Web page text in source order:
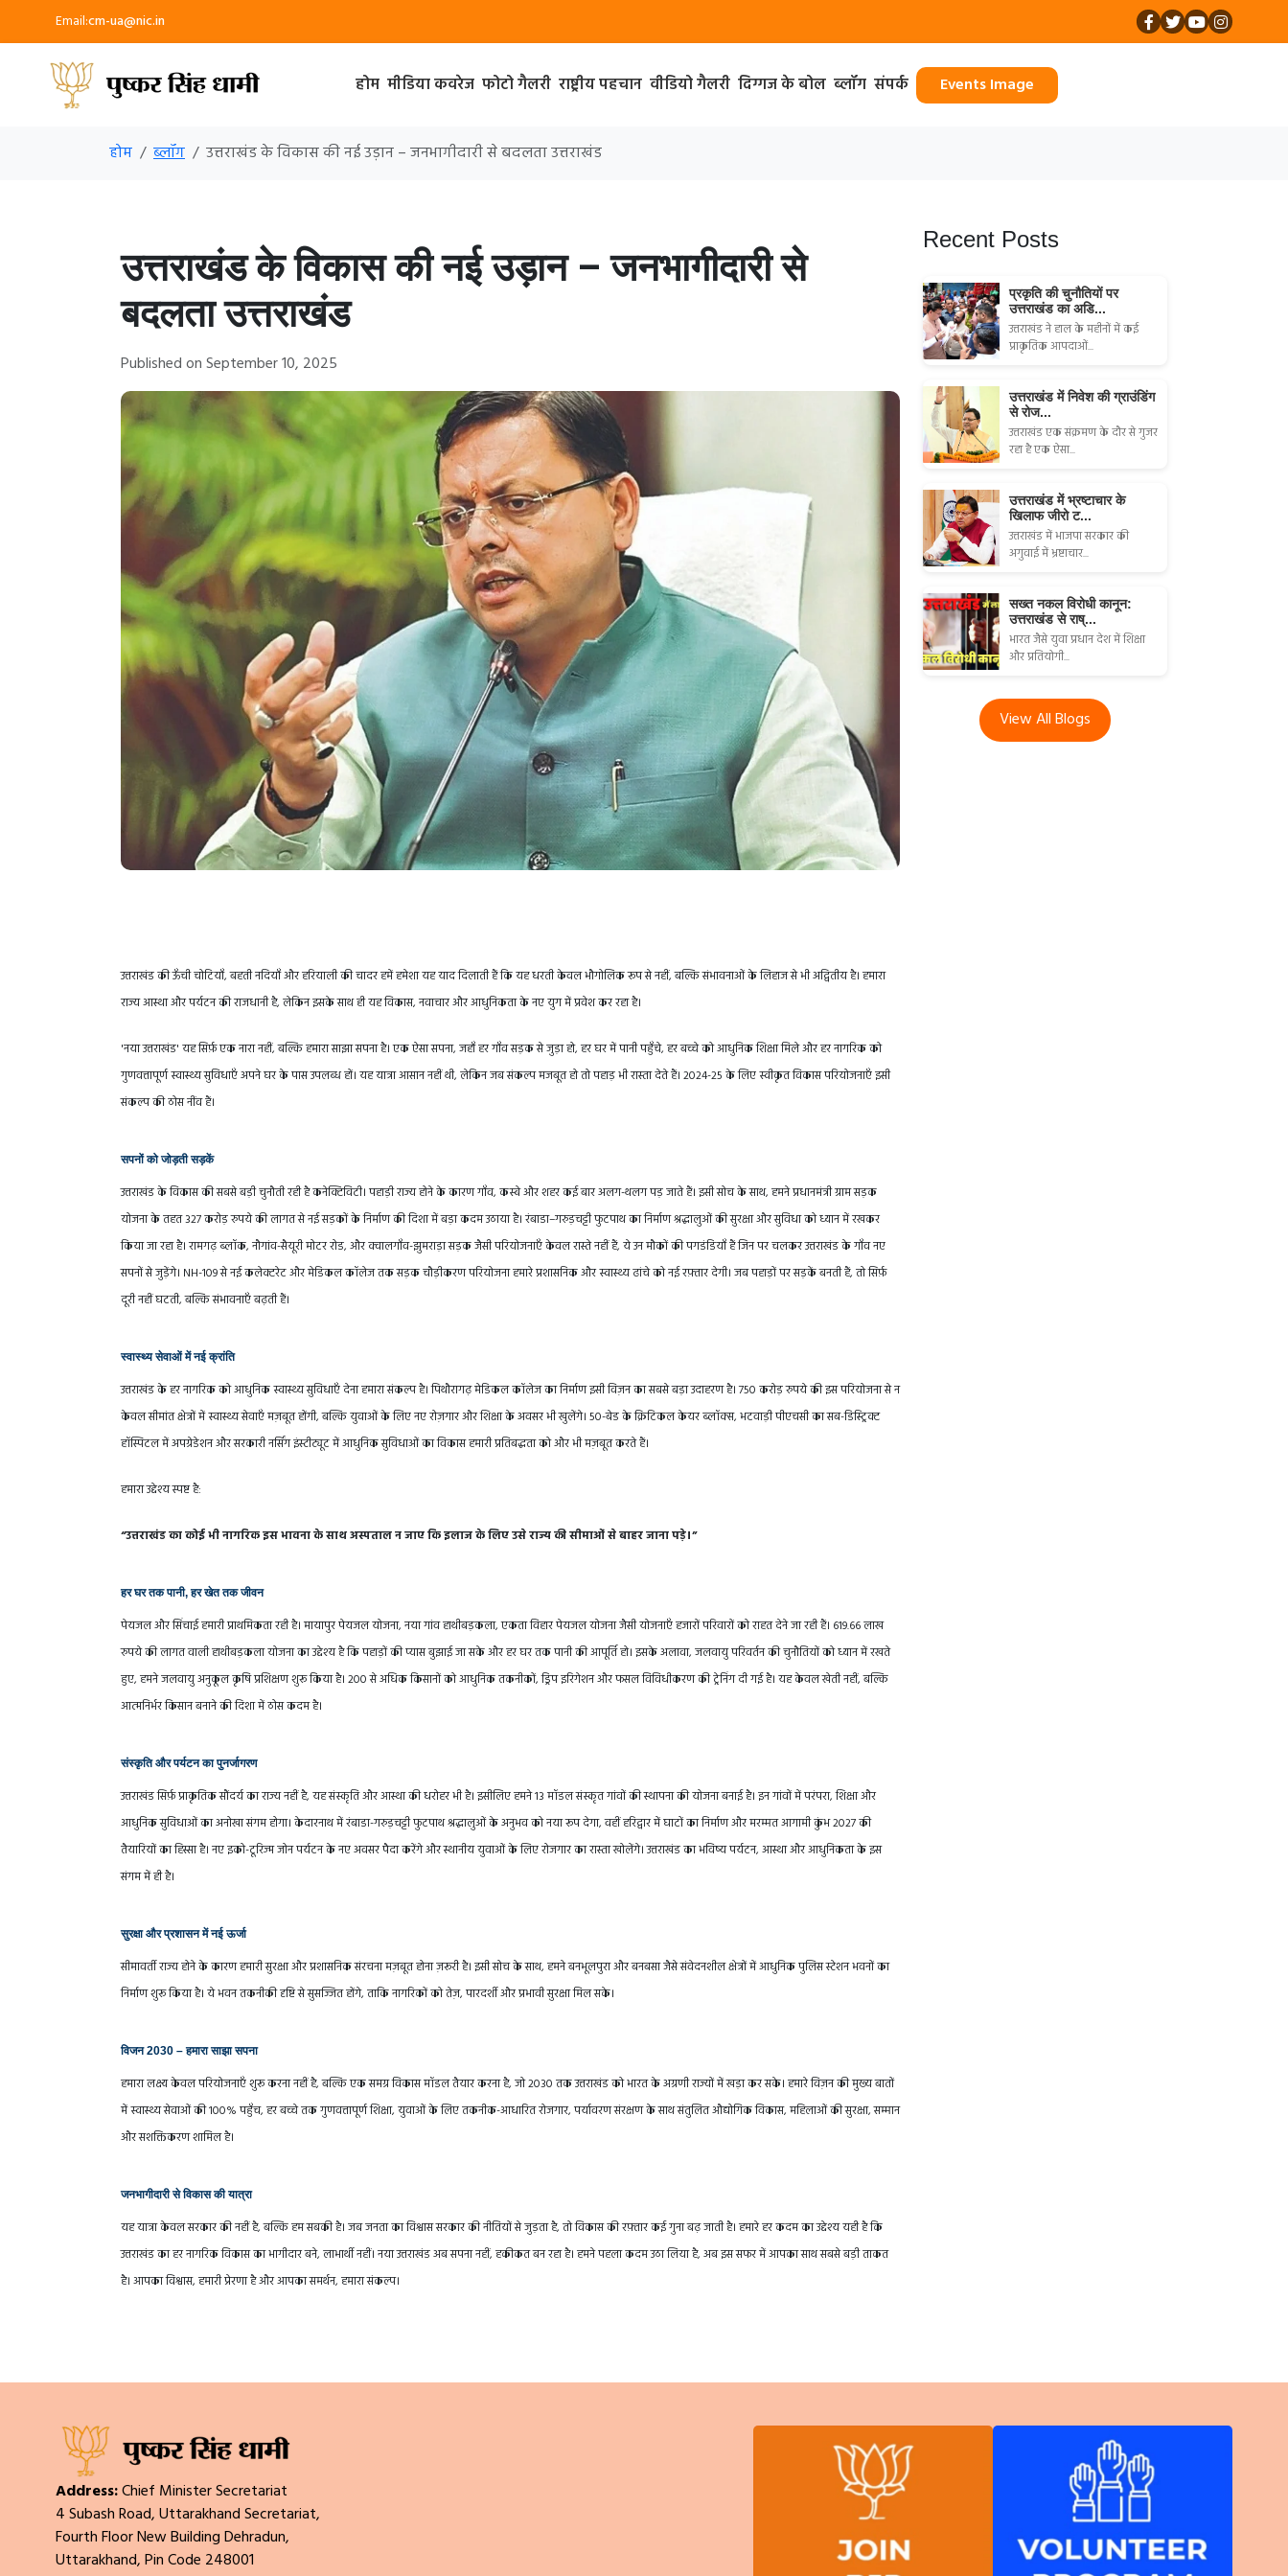
Email:cm-ua@nic.in
होम मीडिया कवरेज फोटो गैलरी राष्ट्रीय पहचान वीडियो गैलरी दिग्गज के बोल ब्लॉग संपर्क Events Image
होम ब्लॉग उत्तराखंड के विकास की नई उड़ान – जनभागीदारी से बदलता उत्तराखंड
उत्तराखंड के विकास की नई उड़ान – जनभागीदारी से
बदलता उत्तराखंड
Published on September 10, 2025
उत्तराखंड की ऊँची चोटियाँ, बहती नदियाँ और हरियाली की चादर हमें हमेशा यह याद दिलाती हैं कि यह धरती केवल भौगोलिक रूप से नहीं, बल्कि संभावनाओं के लिहाज से भी अद्वितीय है। हमारा
राज्य आस्था और पर्यटन की राजधानी है, लेकिन इसके साथ ही यह विकास, नवाचार और आधुनिकता के नए युग में प्रवेश कर रहा है।
'नया उत्तराखंड' यह सिर्फ़ एक नारा नहीं, बल्कि हमारा साझा सपना है। एक ऐसा सपना, जहाँ हर गाँव सड़क से जुड़ा हो, हर घर में पानी पहुँचे, हर बच्चे को आधुनिक शिक्षा मिले और हर नागरिक को
गुणवत्तापूर्ण स्वास्थ्य सुविधाएँ अपने घर के पास उपलब्ध हों। यह यात्रा आसान नहीं थी, लेकिन जब संकल्प मजबूत हो तो पहाड़ भी रास्ता देते हैं। 2024-25 के लिए स्वीकृत विकास परियोजनाएँ इसी
संकल्प की ठोस नींव हैं।
सपनों को जोड़ती सड़कें
उत्तराखंड के विकास की सबसे बड़ी चुनौती रही है कनेक्टिविटी। पहाड़ी राज्य होने के कारण गाँव, कस्बे और शहर कई बार अलग-थलग पड़ जाते हैं। इसी सोच के साथ, हमने प्रधानमंत्री ग्राम सड़क
योजना के तहत 327 करोड़ रुपये की लागत से नई सड़कों के निर्माण की दिशा में बड़ा कदम उठाया है। रंबाडा–गरुड़चट्टी फुटपाथ का निर्माण श्रद्धालुओं की सुरक्षा और सुविधा को ध्यान में रखकर
किया जा रहा है। रामगढ़ ब्लॉक, नौगांव-सैयूरी मोटर रोड, और क्वालगाँव-झुमराड़ा सड़क जैसी परियोजनाएँ केवल रास्ते नहीं हैं, ये उन मौकों की पगडंडियाँ हैं जिन पर चलकर उत्तराखंड के गाँव नए
सपनों से जुड़ेंगे। NH-109 से नई कलेक्टरेट और मेडिकल कॉलेज तक सड़क चौड़ीकरण परियोजना हमारे प्रशासनिक और स्वास्थ्य ढांचे को नई रफ़्तार देगी। जब पहाड़ों पर सड़कें बनती हैं, तो सिर्फ़
दूरी नहीं घटती, बल्कि संभावनाएँ बढ़ती हैं।
स्वास्थ्य सेवाओं में नई क्रांति
उत्तराखंड के हर नागरिक को आधुनिक स्वास्थ्य सुविधाएँ देना हमारा संकल्प है। पिथौरागढ़ मेडिकल कॉलेज का निर्माण इसी विज़न का सबसे बड़ा उदाहरण है। 750 करोड़ रुपये की इस परियोजना से न
केवल सीमांत क्षेत्रों में स्वास्थ्य सेवाएँ मज़बूत होंगी, बल्कि युवाओं के लिए नए रोज़गार और शिक्षा के अवसर भी खुलेंगे। 50-बेड के क्रिटिकल केयर ब्लॉक्स, भटवाड़ी पीएचसी का सब-डिस्ट्रिक्ट
हॉस्पिटल में अपग्रेडेशन और सरकारी नर्सिंग इंस्टीट्यूट में आधुनिक सुविधाओं का विकास हमारी प्रतिबद्धता को और भी मज़बूत करते हैं।
हमारा उद्देश्य स्पष्ट है:
“उत्तराखंड का कोई भी नागरिक इस भावना के साथ अस्पताल न जाए कि इलाज के लिए उसे राज्य की सीमाओं से बाहर जाना पड़े।”
हर घर तक पानी, हर खेत तक जीवन
पेयजल और सिंचाई हमारी प्राथमिकता रही है। मायापुर पेयजल योजना, नया गांव हाथीबड़कला, एकता विहार पेयजल योजना जैसी योजनाएँ हजारों परिवारों को राहत देने जा रही हैं। 619.66 लाख
रुपये की लागत वाली हाथीबड़कला योजना का उद्देश्य है कि पहाड़ों की प्यास बुझाई जा सके और हर घर तक पानी की आपूर्ति हो। इसके अलावा, जलवायु परिवर्तन की चुनौतियों को ध्यान में रखते
हुए, हमने जलवायु अनुकूल कृषि प्रशिक्षण शुरू किया है। 200 से अधिक किसानों को आधुनिक तकनीकों, ड्रिप इरिगेशन और फसल विविधीकरण की ट्रेनिंग दी गई है। यह केवल खेती नहीं, बल्कि
आत्मनिर्भर किसान बनाने की दिशा में ठोस कदम है।
संस्कृति और पर्यटन का पुनर्जागरण
उत्तराखंड सिर्फ़ प्राकृतिक सौंदर्य का राज्य नहीं है, यह संस्कृति और आस्था की धरोहर भी है। इसीलिए हमने 13 मॉडल संस्कृत गांवों की स्थापना की योजना बनाई है। इन गांवों में परंपरा, शिक्षा और
आधुनिक सुविधाओं का अनोखा संगम होगा। केदारनाथ में रंबाडा-गरुड़चट्टी फुटपाथ श्रद्धालुओं के अनुभव को नया रूप देगा, वहीं हरिद्वार में घाटों का निर्माण और मरम्मत आगामी कुंभ 2027 की
तैयारियों का हिस्सा है। नए इको-टूरिज्म जोन पर्यटन के नए अवसर पैदा करेंगे और स्थानीय युवाओं के लिए रोजगार का रास्ता खोलेंगे। उत्तराखंड का भविष्य पर्यटन, आस्था और आधुनिकता के इस
संगम में ही है।
सुरक्षा और प्रशासन में नई ऊर्जा
सीमावर्ती राज्य होने के कारण हमारी सुरक्षा और प्रशासनिक संरचना मज़बूत होना ज़रूरी है। इसी सोच के साथ, हमने बनभूलपुरा और बनबसा जैसे संवेदनशील क्षेत्रों में आधुनिक पुलिस स्टेशन भवनों का
निर्माण शुरू किया है। ये भवन तकनीकी दृष्टि से सुसज्जित होंगे, ताकि नागरिकों को तेज़, पारदर्शी और प्रभावी सुरक्षा मिल सके।
विजन 2030 – हमारा साझा सपना
हमारा लक्ष्य केवल परियोजनाएँ शुरू करना नहीं है, बल्कि एक समग्र विकास मॉडल तैयार करना है, जो 2030 तक उत्तराखंड को भारत के अग्रणी राज्यों में खड़ा कर सके। हमारे विज़न की मुख्य बातों
में स्वास्थ्य सेवाओं की 100% पहुँच, हर बच्चे तक गुणवत्तापूर्ण शिक्षा, युवाओं के लिए तकनीक-आधारित रोजगार, पर्यावरण संरक्षण के साथ संतुलित औद्योगिक विकास, महिलाओं की सुरक्षा, सम्मान
और सशक्तिकरण शामिल है।
जनभागीदारी से विकास की यात्रा
यह यात्रा केवल सरकार की नहीं है, बल्कि हम सबकी है। जब जनता का विश्वास सरकार की नीतियों से जुड़ता है, तो विकास की रफ़्तार कई गुना बढ़ जाती है। हमारे हर कदम का उद्देश्य यही है कि
उत्तराखंड का हर नागरिक विकास का भागीदार बने, लाभार्थी नहीं। नया उत्तराखंड अब सपना नहीं, हकीकत बन रहा है। हमने पहला कदम उठा लिया है, अब इस सफर में आपका साथ सबसे बड़ी ताकत
है। आपका विश्वास, हमारी प्रेरणा है और आपका समर्थन, हमारा संकल्प।
Recent Posts
प्रकृति की चुनौतियों पर
उत्तराखंड का अडि...
उत्तराखंड ने हाल के महीनों में कई
प्राकृतिक आपदाओं...
उत्तराखंड में निवेश की ग्राउंडिंग
से रोज...
उत्तराखंड एक संक्रमण के दौर से गुजर
रहा है एक ऐसा...
उत्तराखंड में भ्रष्टाचार के
खिलाफ जीरो ट...
उत्तराखंड में भाजपा सरकार की
अगुवाई में भ्रष्टाचार...
सख्त नकल विरोधी कानून:
उत्तराखंड से राष्...
भारत जैसे युवा प्रधान देश में शिक्षा
और प्रतियोगी...
View All Blogs
Address:Chief Minister Secretariat
4 Subash Road, Uttarakhand Secretariat,
Fourth Floor New Building Dehradun,
Uttarakhand, Pin Code 248001